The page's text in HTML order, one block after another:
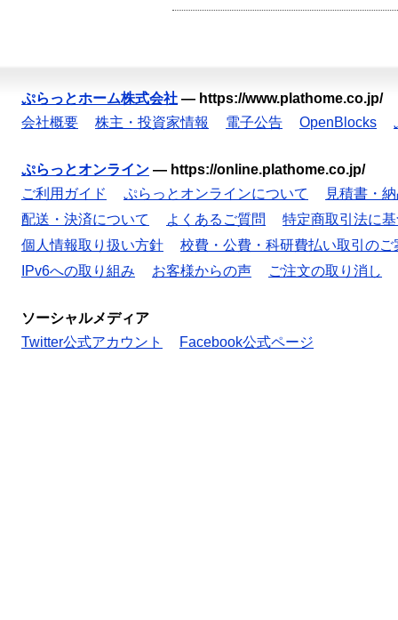
ぷらっとホーム株式会社 — https://www.plathome.co.jp/
会社概要
株主・投資家情報 電子公告 OpenBlocks
ぷらっとオンライン — https://online.plathome.co.jp/
ご利用ガイド
ぷらっとオンラインについて
見積書・
配送・決済について
よくあるご質問
特定商取引法に
個人情報取り扱い方針
校費・公費・科研費払い取引のご
IPv6への取り組み
お客様からの声 ご注文の取り消し
ソーシャルメディア
Twitter公式アカウント
Facebook公式ページ